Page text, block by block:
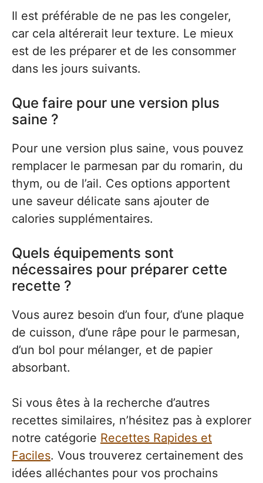
Il est préférable de ne pas les congeler,
car cela altérerait leur texture. Le mieux
est de les préparer et de les consommer
dans les jours suivants.
Que faire pour une version plus
saine ?
Pour une version plus saine, vous pouvez
remplacer le parmesan par du romarin, du
thym, ou de l’ail. Ces options apportent
une saveur délicate sans ajouter de
calories supplémentaires.
Quels équipements sont
nécessaires pour préparer cette
recette ?
Vous aurez besoin d’un four, d’une plaque
de cuisson, d’une râpe pour le parmesan,
d’un bol pour mélanger, et de papier
absorbant.
Si vous êtes à la recherche d’autres
recettes similaires, n’hésitez pas à explorer
notre catégorie Recettes Rapides et
Faciles. Vous trouverez certainement des
idées alléchantes pour vos prochains